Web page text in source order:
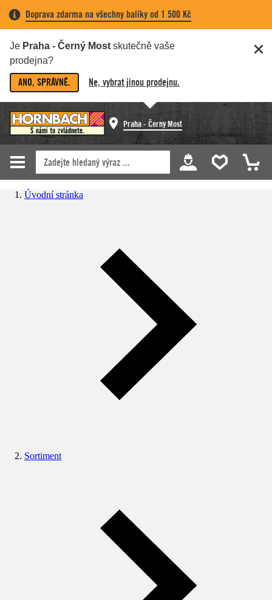
Doprava zdarma na všechny balíky od 1 500 Kč
Je Praha - Černý Most skutečně vaše
prodejna?
ANO, SPRÁVNĚ. Ne, vybrat jinou prodejnu.
Praha - Černý Most
Úvodní stránka
Sortiment